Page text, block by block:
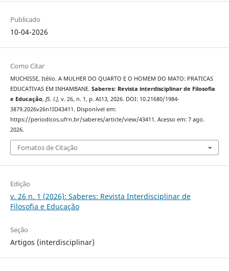
Publicado
10-04-2026
Como Citar
MUCHISSE, Itélio. A MULHER DO QUARTO E O HOMEM DO MATO: PRATICAS
EDUCATIVAS EM INHAMBANE. Saberes: Revista interdisciplinar de Filosofia
e Educação, [S. l.], v. 26, n. 1, p. AI13, 2026. DOI: 10.21680/1984-
3879.2026v26n1ID43411. Disponível em:
https://periodicos.ufrn.br/saberes/article/view/43411. Acesso em: 7 ago.
2026.
Fomatos de Citação
Edição
v. 26 n. 1 (2026): Saberes: Revista Interdisciplinar de
Filosofia e Educação
Seção
Artigos (interdisciplinar)